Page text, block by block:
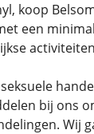
koop
een
bij ons
Wij